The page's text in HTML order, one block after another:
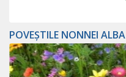
POVEȘTILE NONNEI ALBA